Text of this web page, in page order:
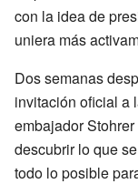
con la idea de
uniera más
Dos semanas
invitación oficial a
embajador
descubrir lo que
todo lo posible